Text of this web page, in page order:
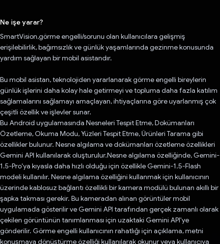
Ne işe yarar?
SmartVision,görme engelli/sorunu olan kullanıcılara gelişmiş
erişilebilirlik, bağımsızlık ve günlük yaşamlarında gezinme konusunda
yardım sağlayan bir mobil asistandır.
Bu mobil asistan, teknolojiden yararlanarak görme engelli bireylerin
günlük işlerini daha kolay hale getirmeyi ve topluma daha fazla katılım
sağlamalarını sağlamayı amaçlayan, ihtiyaçlarına göre uyarlanmış çok
çeşitli özellik ve işlevler sunar.
Bu Android uygulamasında Nesneleri Tespit Etme, Dokümanları
Özetleme, Okuma Modu, Yüzleri Tespit Etme, Ürünleri Tarama gibi
özellikler bulunur. Nesne algılama ve dokümanları özetleme özellikleri
Gemini API kullanılarak oluşturulur.Nesne algılama özelliğinde, Gemini-
1.5-Pro'ya kıyasla daha hızlı olduğu için özellikle Gemini-1.5-Flash
modeli kullanılır. Nesne algılama özelliğini kullanmak için kullanıcının
üzerinde kablosuz bağlantı özellikli bir kamera modülü bulunan akıllı bir
şapka takması gerekir. Bu kameradan alınan görüntüler mobil
uygulamada gösterilir ve Gemini API tarafından gerçek zamanlı olarak
çekilen görüntünün tanımlanması için uzaktaki Gemini API'ye
gönderilir. Görme engelli kullanıcının rahatlığı için açıklama, metni
konuşmaya dönüştürme özelliği kullanılarak okunur veya kullanıcıya